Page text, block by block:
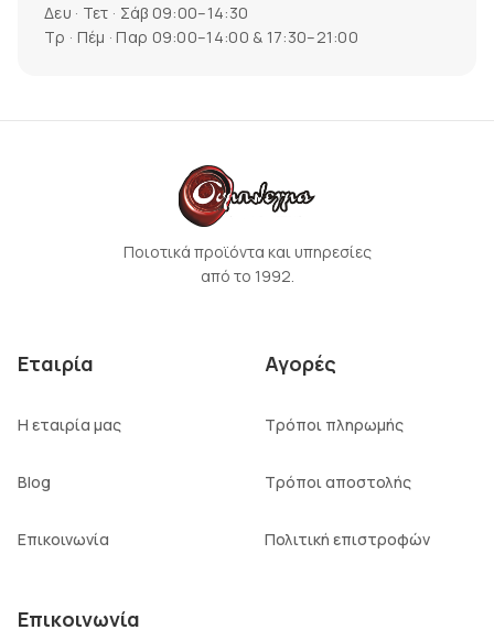
Δευ · Τετ · Σάβ 09:00–14:30
Τρ · Πέμ · Παρ 09:00–14:00 & 17:30–21:00
Ποιοτικά προϊόντα και υπηρεσίες
από το 1992.
Εταιρία
Η εταιρία μας
Blog
Επικοινωνία
Αγορές
Τρόποι πληρωμής
Τρόποι αποστολής
Πολιτική επιστροφών
Επικοινωνία